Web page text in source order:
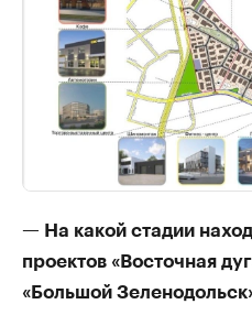
— На какой стадии
проектов «Восточная
«Большой